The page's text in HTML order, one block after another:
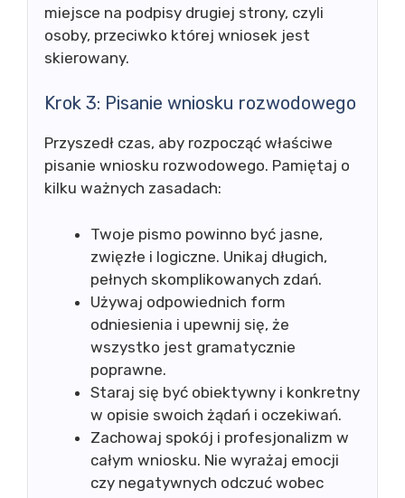
miejsce na podpisy drugiej strony, czyli
osoby, przeciwko której wniosek jest
skierowany.
Krok 3: Pisanie wniosku rozwodowego
Przyszedł czas, aby rozpocząć właściwe
pisanie wniosku rozwodowego. Pamiętaj o
kilku ważnych zasadach:
Twoje pismo powinno być jasne,
zwięzłe i logiczne. Unikaj długich,
pełnych skomplikowanych zdań.
Używaj odpowiednich form
odniesienia i upewnij się, że
wszystko jest gramatycznie
poprawne.
Staraj się być obiektywny i konkretny
w opisie swoich żądań i oczekiwań.
Zachowaj spokój i profesjonalizm w
całym wniosku. Nie wyrażaj emocji
czy negatywnych odczuć wobec